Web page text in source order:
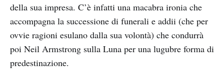
della sua impresa. C’è infatti una macabra ironia che
accompagna la successione di funerali e addii (che per
ovvie ragioni esulano dalla sua volontà) che condurrà
poi Neil Armstrong sulla Luna per una lugubre forma di
predestinazione.